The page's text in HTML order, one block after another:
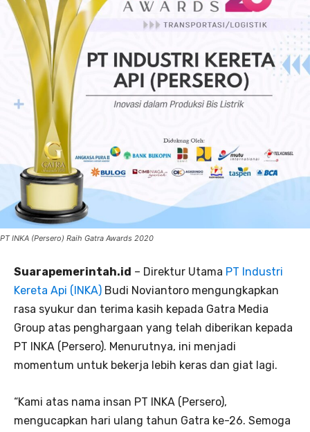
PT INKA (Persero) Raih Gatra Awards 2020
Suarapemerintah.id – Direktur Utama PT Industri
Kereta Api (INKA) Budi Noviantoro mengungkapkan
rasa syukur dan terima kasih kepada Gatra Media
Group atas penghargaan yang telah diberikan kepada
PT INKA (Persero). Menurutnya, ini menjadi
momentum untuk bekerja lebih keras dan giat lagi.
“Kami atas nama insan PT INKA (Persero),
mengucapkan hari ulang tahun Gatra ke-26. Semoga